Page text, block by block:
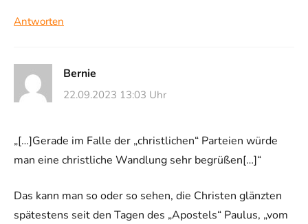
Antworten
Bernie
22.09.2023 13:03 Uhr
„[…]Gerade im Falle der „christlichen“ Parteien würde
man eine christliche Wandlung sehr begrüßen[…]“
Das kann man so oder so sehen, die Christen glänzten
spätestens seit den Tagen des „Apostels“ Paulus, „vom